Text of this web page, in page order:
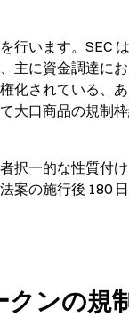
行います。SEC
主に資金調達に
されている、
大口商品の規制枠
択一的な性質付
案の施行後 180
ンの規